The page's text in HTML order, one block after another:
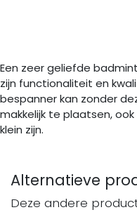
Een zeer geliefde
zijn functionaliteit en
bespanner kan zonder
makkelijk te plaatsen,
klein zijn.
Alternatieve
Deze andere